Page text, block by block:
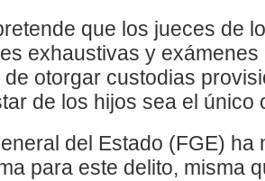
que los jueces de
exhaustivas y
otorgar custodias
de los hijos sea el único
del Estado (FGE) ha
para este delito, misma